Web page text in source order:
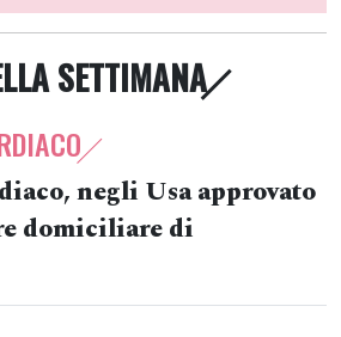
SETTIMANA
negli Usa approvato
domiciliare di